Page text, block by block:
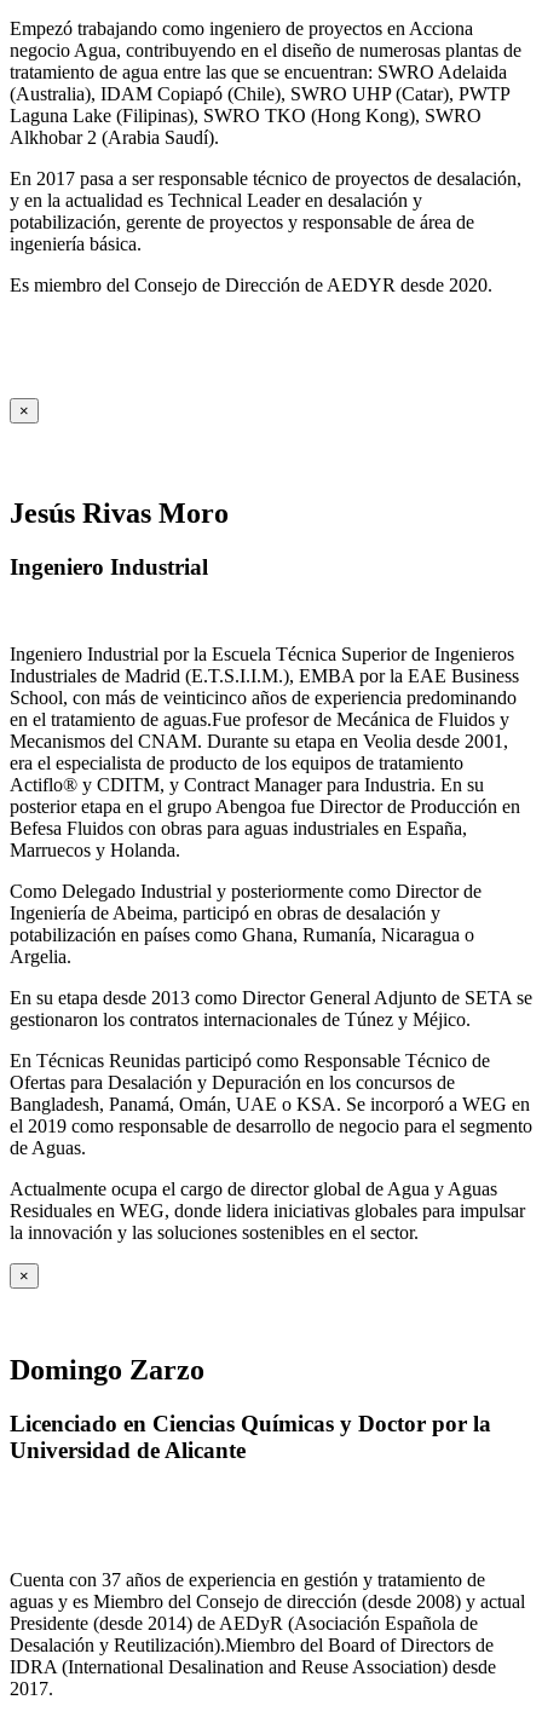
Empezó trabajando como ingeniero de proyectos en Acciona
negocio Agua, contribuyendo en el diseño de numerosas plantas de
tratamiento de agua entre las que se encuentran: SWRO Adelaida
(Australia), IDAM Copiapó (Chile), SWRO UHP (Catar), PWTP
Laguna Lake (Filipinas), SWRO TKO (Hong Kong), SWRO
Alkhobar 2 (Arabia Saudí).
En 2017 pasa a ser responsable técnico de proyectos de desalación,
y en la actualidad es Technical Leader en desalación y
potabilización, gerente de proyectos y responsable de área de
ingeniería básica.
Es miembro del Consejo de Dirección de AEDYR desde 2020.
×
Jesús Rivas Moro
Ingeniero Industrial
Ingeniero Industrial por la Escuela Técnica Superior de Ingenieros
Industriales de Madrid (E.T.S.I.I.M.), EMBA por la EAE Business
School, con más de veinticinco años de experiencia predominando
en el tratamiento de aguas.Fue profesor de Mecánica de Fluidos y
Mecanismos del CNAM. Durante su etapa en Veolia desde 2001,
era el especialista de producto de los equipos de tratamiento
Actiflo® y CDITM, y Contract Manager para Industria. En su
posterior etapa en el grupo Abengoa fue Director de Producción en
Befesa Fluidos con obras para aguas industriales en España,
Marruecos y Holanda.
Como Delegado Industrial y posteriormente como Director de
Ingeniería de Abeima, participó en obras de desalación y
potabilización en países como Ghana, Rumanía, Nicaragua o
Argelia.
En su etapa desde 2013 como Director General Adjunto de SETA se
gestionaron los contratos internacionales de Túnez y Méjico.
En Técnicas Reunidas participó como Responsable Técnico de
Ofertas para Desalación y Depuración en los concursos de
Bangladesh, Panamá, Omán, UAE o KSA. Se incorporó a WEG en
el 2019 como responsable de desarrollo de negocio para el segmento
de Aguas.
Actualmente ocupa el cargo de director global de Agua y Aguas
Residuales en WEG, donde lidera iniciativas globales para impulsar
la innovación y las soluciones sostenibles en el sector.
×
Domingo Zarzo
Licenciado en Ciencias Químicas y Doctor por la
Universidad de Alicante
Cuenta con 37 años de experiencia en gestión y tratamiento de
aguas y es Miembro del Consejo de dirección (desde 2008) y actual
Presidente (desde 2014) de AEDyR (Asociación Española de
Desalación y Reutilización).Miembro del Board of Directors de
IDRA (International Desalination and Reuse Association) desde
2017.